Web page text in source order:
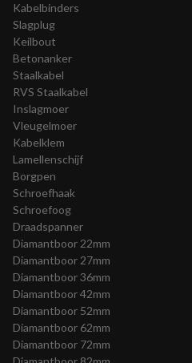
Kabelbinders
Slagplug
Keilbout
Betonanker
Staalkabel
RVS Staalkabel
Inslagmoer
Vleugelmoer
Kabelklem
Lamellenschijf
Borgpen
Schroefhaak
Schroefoog
Draadspanner
Diamantboor 22mm
Diamantboor 27mm
Diamantboor 36mm
Diamantboor 42mm
Diamantboor 52mm
Diamantboor 62mm
Diamantboor 72mm